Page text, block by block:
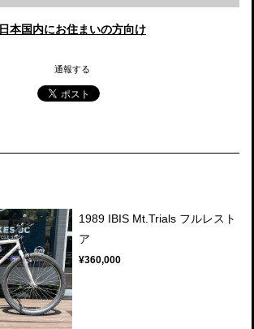
日本国内にお住まいの方向け
通報する
1989 IBIS Mt.Trials フルレスト
ア
¥360,000